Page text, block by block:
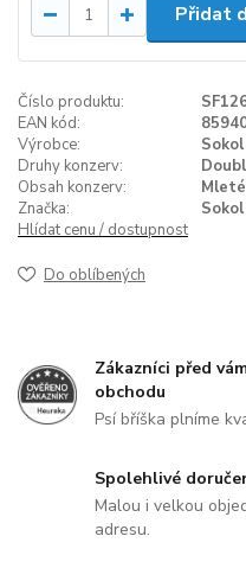
Přidat
Číslo produktu:
EAN kód:
Výrobce:
Druhy konzerv:
Obsah konzerv:
Značka:
Hlídat cenu / dostupnost
Do oblíbených
Zákazníci před
obchodu
Psí bříška plníme
Spolehlivé
Malou i velkou
adresu.